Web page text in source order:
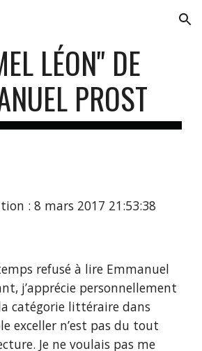
Skip to navigation
LÉON" DE
PROST
: 8 mars 2017 21:53:38
refusé à lire Emmanuel
j’apprécie personnellement
catégorie littéraire dans
exceller n’est pas du tout
Je ne voulais pas me